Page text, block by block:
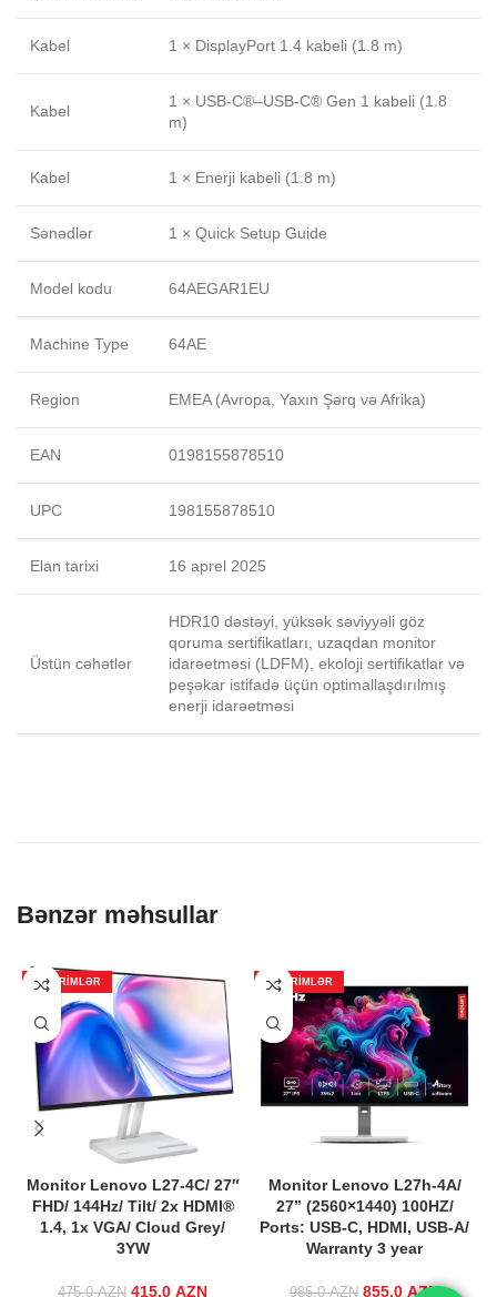
Kabel 1 × DisplayPort 1.4 kabeli (1.8 m)
Kabel
1 × USB-C®–USB-C® Gen 1 kabeli (1.8
m)
Kabel 1 × Enerji kabeli (1.8 m)
Sənədlər 1 × Quick Setup Guide
Model kodu 64AEGAR1EU
Machine Type 64AE
Region EMEA (Avropa, Yaxın Şərq və Afrika)
EAN 0198155878510
UPC 198155878510
Elan tarixi 16 aprel 2025
Üstün cəhətlər
HDR10 dəstəyi, yüksək səviyyəli göz
qoruma sertifikatları, uzaqdan monitor
idarəetməsi (LDFM), ekoloji sertifikatlar və
peşəkar istifadə üçün optimallaşdırılmış
enerji idarəetməsi
Bənzər məhsullar
ENDIRIMLƏR
Monitor Lenovo L27-4C/ 27″
FHD/ 144Hz/ Tilt/ 2x HDMI®
1.4, 1x VGA/ Cloud Grey/
3YW
475.0AZN Original price
415.0 AZN
ENDIRIMLƏR
Monitor Lenovo L27h-4A/
27” (2560×1440) 100HZ/
Ports: USB-C, HDMI, USB-A/
Warranty 3 year
985.0AZN Original price
855.0 AZN